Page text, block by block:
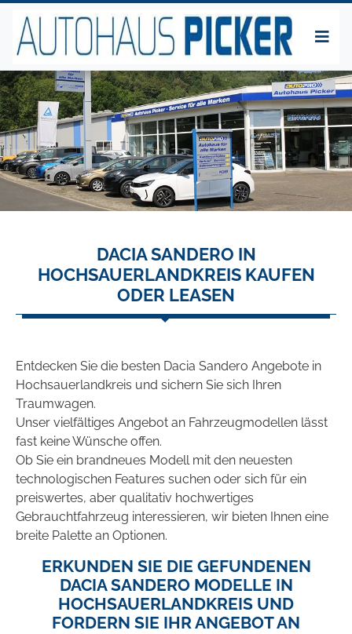
DACIA SANDERO IN
HOCHSAUERLANDKREIS KAUFEN
ODER LEASEN
Entdecken Sie die besten Dacia Sandero Angebote in
Hochsauerlandkreis und sichern Sie sich Ihren
Traumwagen.
Unser vielfältiges Angebot an Fahrzeugmodellen lässt
fast keine Wünsche offen.
Ob Sie ein brandneues Modell mit den neuesten
technologischen Features suchen oder sich für ein
preiswertes, aber qualitativ hochwertiges
Gebrauchtfahrzeug interessieren, wir bieten Ihnen eine
breite Palette an Optionen.
ERKUNDEN SIE DIE GEFUNDENEN
DACIA SANDERO MODELLE IN
HOCHSAUERLANDKREIS UND
FORDERN SIE IHR ANGEBOT AN